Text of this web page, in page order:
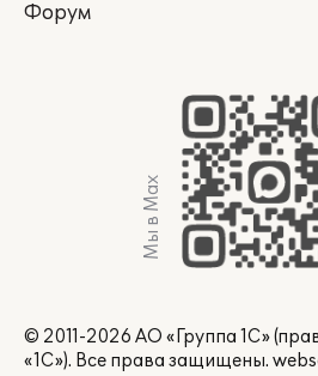
Форум
Мы в Max
© 2011-2026 АО «Группа 1С»
«1С»). Все права защищены.